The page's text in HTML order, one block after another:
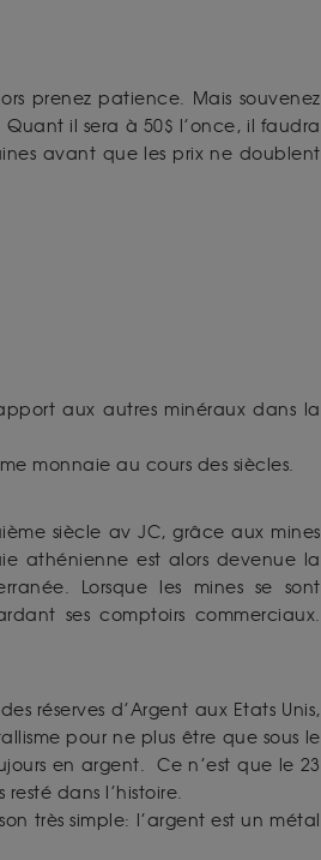
prenez patience. Mais souvenez
Quant il sera à 50$ l’once, il faudra
avant que les prix ne doublent
aux autres minéraux dans la
monnaie au cours des siècles.
siècle av JC, grâce aux mines
athénienne est alors devenue la
Lorsque les mines se sont
ses comptoirs commerciaux.
réserves d’Argent aux Etats Unis,
pour ne plus être que sous le
en argent. Ce n’est que le 23
dans l’histoire.
très simple: l’argent est un métal